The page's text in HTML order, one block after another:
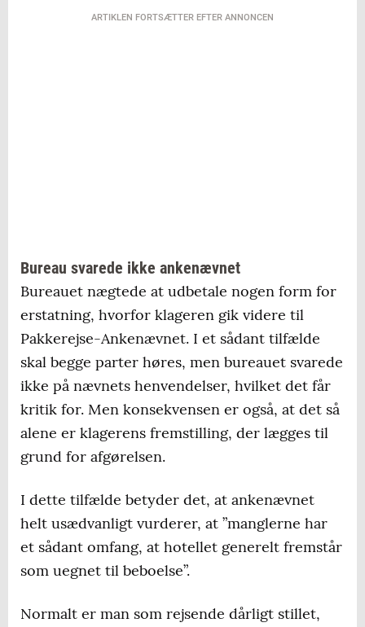
ARTIKLEN FORTSÆTTER EFTER ANNONCEN
Bureau svarede ikke ankenævnet
Bureauet nægtede at udbetale nogen form for
erstatning, hvorfor klageren gik videre til
Pakkerejse-Ankenævnet. I et sådant tilfælde
skal begge parter høres, men bureauet svarede
ikke på nævnets henvendelser, hvilket det får
kritik for. Men konsekvensen er også, at det så
alene er klagerens fremstilling, der lægges til
grund for afgørelsen.
I dette tilfælde betyder det, at ankenævnet
helt usædvanligt vurderer, at ”manglerne har
et sådant omfang, at hotellet generelt fremstår
som uegnet til beboelse”.
Normalt er man som rejsende dårligt stillet,